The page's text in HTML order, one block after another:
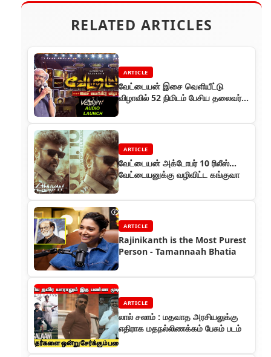
RELATED ARTICLES
ARTICLE
வேட்டையன் இசை வெளியீட்டு
விழாவில் 52 நிமிடம் பேசிய தலைவர்
ARTICLE
வேட்டையன் அக்டோபர் 10 ரிலீஸ்...
வேட்டையனுக்கு வழிவிட்ட கங்குவா
ARTICLE
Rajinikanth is the Most Purest
Person - Tamannaah Bhatia
ARTICLE
லால் சலாம் : மதவாத அரசியலுக்கு
எதிராக மதநல்லிணக்கம் பேசும் படம்